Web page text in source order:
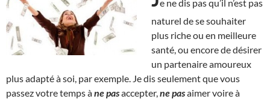
e ne dis pas qu’il n’est pas
naturel de se souhaiter
plus riche ou en meilleure
santé, ou encore de désirer
un partenaire amoureux
plus adapté à soi, par exemple. Je dis seulement que vous
passez votre temps àne pasaccepter, ne pasaimer voire à